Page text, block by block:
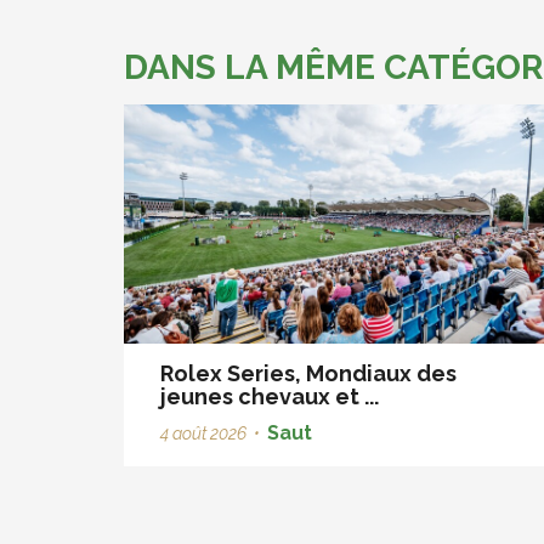
DANS LA MÊME
Rolex Series, Mondiaux des
jeunes chevaux et ...
4 août 2026 • Saut